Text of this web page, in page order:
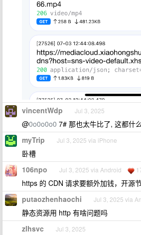
vincentWdp Jul 3, 2025
@0o0o0o0 7# 那也太牛比了, 这都什
myTrip Jul 3, 2025 via iPhone
卧槽
106npo Jul 3, 2025 via Android
https 的 CDN 请求要额外加钱，开源
putaozhenhaochi Jul 3, 2025 via
静态资源用 http 有啥问题吗
zlhsvc Jul 3, 2025